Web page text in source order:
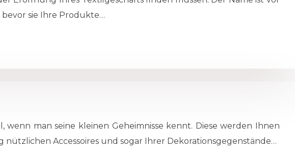
bevor sie Ihre Produkte…
man seine kleinen Geheimnisse kennt. Diese werden Ihnen
Accessoires und sogar Ihrer Dekorationsgegenstände…